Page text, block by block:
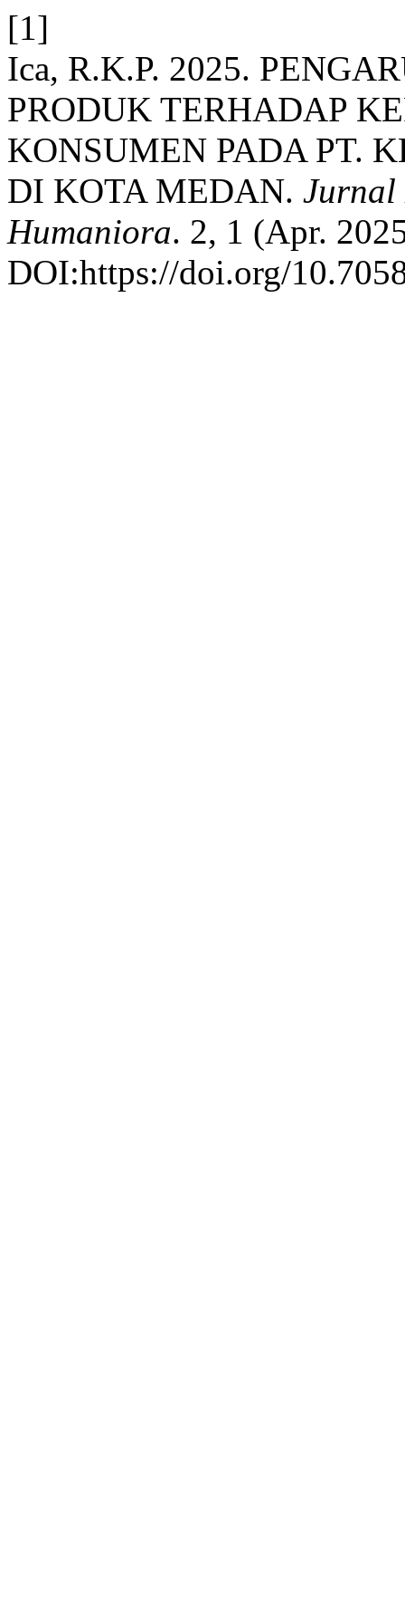
[1]
Ica, R.K.P. 2025.
PRODUK TERHADAP
KONSUMEN PADA PT.
DI KOTA MEDAN. Jurnal
Humaniora. 2, 1 (Apr.
DOI:https://doi.org/